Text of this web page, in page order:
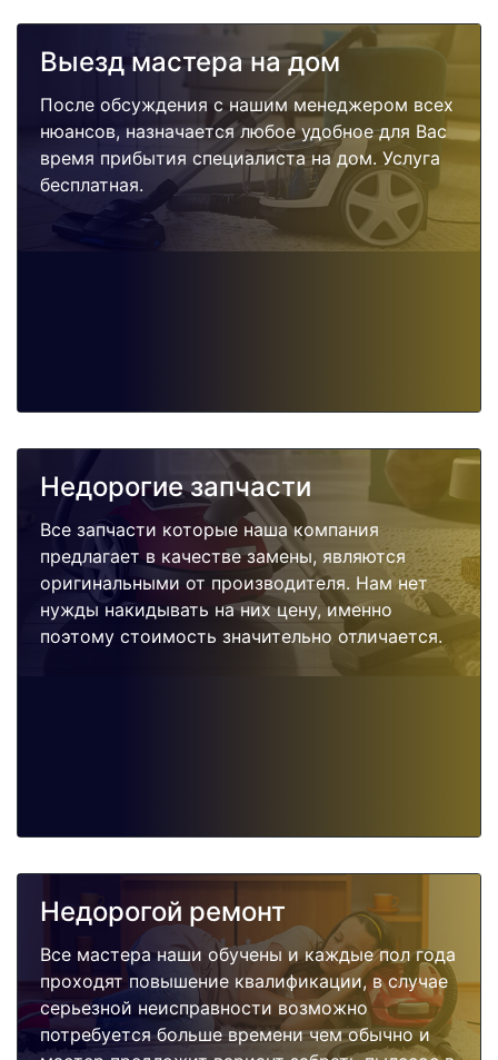
Выезд мастера на дом
После обсуждения с нашим менеджером всех
нюансов, назначается любое удобное для Вас
время прибытия специалиста на дом. Услуга
бесплатная.
Недорогие запчасти
Все запчасти которые наша компания
предлагает в качестве замены, являются
оригинальными от производителя. Нам нет
нужды накидывать на них цену, именно
поэтому стоимость значительно отличается.
Недорогой ремонт
Все мастера наши обучены и каждые пол года
проходят повышение квалификации, в случае
серьезной неисправности возможно
потребуется больше времени чем обычно и